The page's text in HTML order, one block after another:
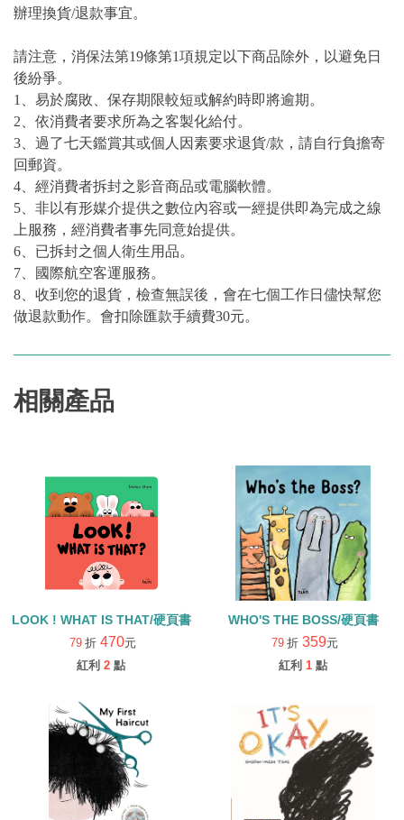
辦理換貨/退款事宜。
請注意，消保法第19條第1項規定以下商品除外，以避免日
後紛爭。
1、易於腐敗、保存期限較短或解約時即將逾期。
2、依消費者要求所為之客製化給付。
3、過了七天鑑賞其或個人因素要求退貨/款，請自行負擔寄
回郵資。
4、經消費者拆封之影音商品或電腦軟體。
5、非以有形媒介提供之數位內容或一經提供即為完成之線
上服務，經消費者事先同意始提供。
6、已拆封之個人衛生用品。
7、國際航空客運服務。
8、收到您的退貨，檢查無誤後，會在七個工作日儘快幫您
做退款動作。會扣除匯款手續費30元。
相關產品
LOOK ! WHAT IS THAT/硬頁書
79 折 470元
紅利 2 點
WHO'S THE BOSS/硬頁書
79 折 359元
紅利 1 點